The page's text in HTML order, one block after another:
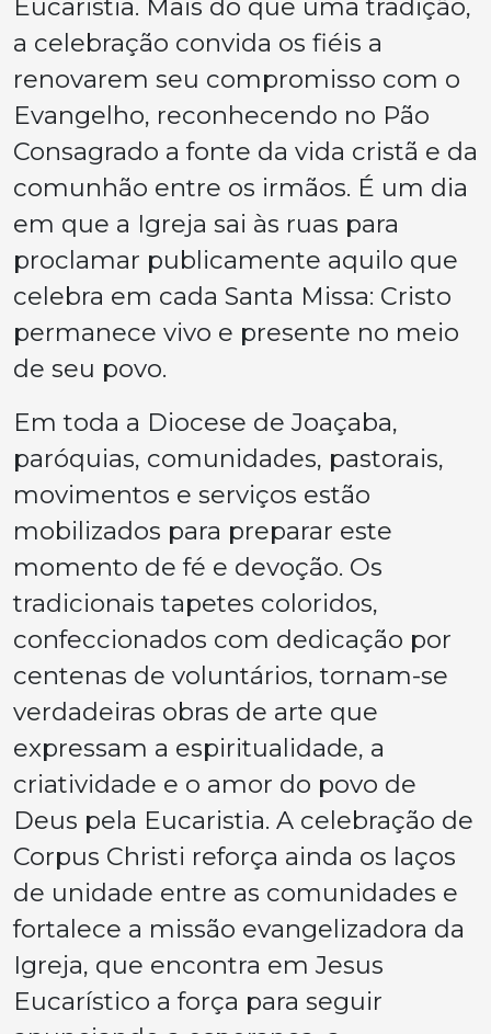
Eucaristia. Mais do que uma tradição,
a celebração convida os fiéis a
renovarem seu compromisso com o
Evangelho, reconhecendo no Pão
Consagrado a fonte da vida cristã e da
comunhão entre os irmãos. É um dia
em que a Igreja sai às ruas para
proclamar publicamente aquilo que
celebra em cada Santa Missa: Cristo
permanece vivo e presente no meio
de seu povo.
Em toda a Diocese de Joaçaba,
paróquias, comunidades, pastorais,
movimentos e serviços estão
mobilizados para preparar este
momento de fé e devoção. Os
tradicionais tapetes coloridos,
confeccionados com dedicação por
centenas de voluntários, tornam-se
verdadeiras obras de arte que
expressam a espiritualidade, a
criatividade e o amor do povo de
Deus pela Eucaristia. A celebração de
Corpus Christi reforça ainda os laços
de unidade entre as comunidades e
fortalece a missão evangelizadora da
Igreja, que encontra em Jesus
Eucarístico a força para seguir